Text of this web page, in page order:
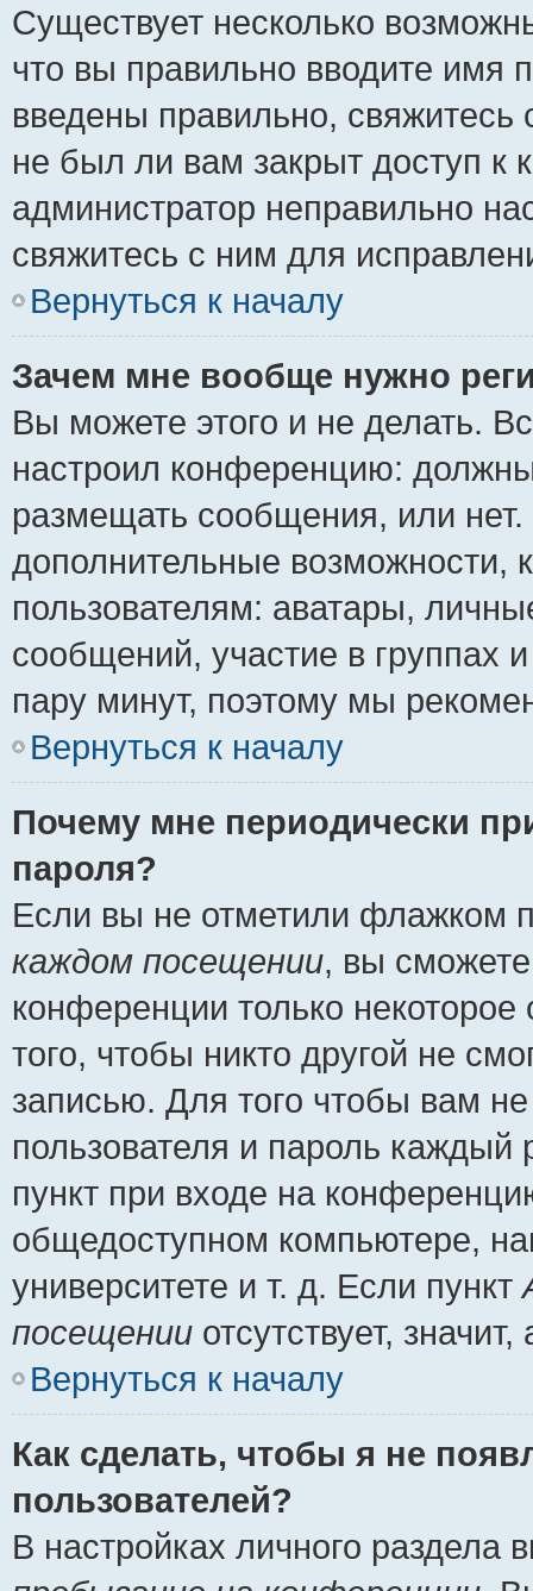
Существует несколько
что вы правильно вводите имя
введены правильно,
не был ли вам закрыт доступ к
администратор неправильно
свяжитесь с ним для
Вернуться к началу
Зачем мне вообще нужно
Вы можете этого и не делать.
настроил конференцию:
размещать сообщения, или
дополнительные
пользователям: аватары,
сообщений, участие в группах
пару минут, поэтому мы
Вернуться к началу
Почему мне периодически
пароля?
Если вы не отметили флажком
каждом посещении, вы
конференции только
того, чтобы никто другой не
записью. Для того чтобы вам
пользователя и пароль
пункт при входе на
общедоступном компьютере,
университете и т. д. Если пункт
посещении отсутствует,
Вернуться к началу
Как сделать, чтобы я не
пользователей?
В настройках личного